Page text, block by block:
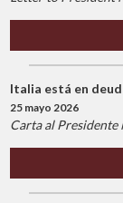
Italia está en
25 mayo 2026
Carta al